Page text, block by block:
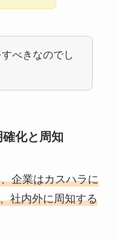
べきなのでし
化と周知
企業はカスハラに
社内外に周知する